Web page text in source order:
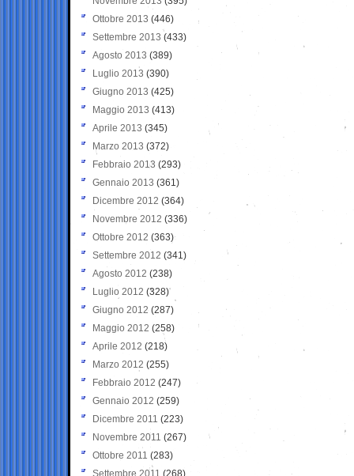
Ottobre 2013 (446)
Settembre 2013 (433)
Agosto 2013 (389)
Luglio 2013 (390)
Giugno 2013 (425)
Maggio 2013 (413)
Aprile 2013 (345)
Marzo 2013 (372)
Febbraio 2013 (293)
Gennaio 2013 (361)
Dicembre 2012 (364)
Novembre 2012 (336)
Ottobre 2012 (363)
Settembre 2012 (341)
Agosto 2012 (238)
Luglio 2012 (328)
Giugno 2012 (287)
Maggio 2012 (258)
Aprile 2012 (218)
Marzo 2012 (255)
Febbraio 2012 (247)
Gennaio 2012 (259)
Dicembre 2011 (223)
Novembre 2011 (267)
Ottobre 2011 (283)
Settembre 2011 (268)